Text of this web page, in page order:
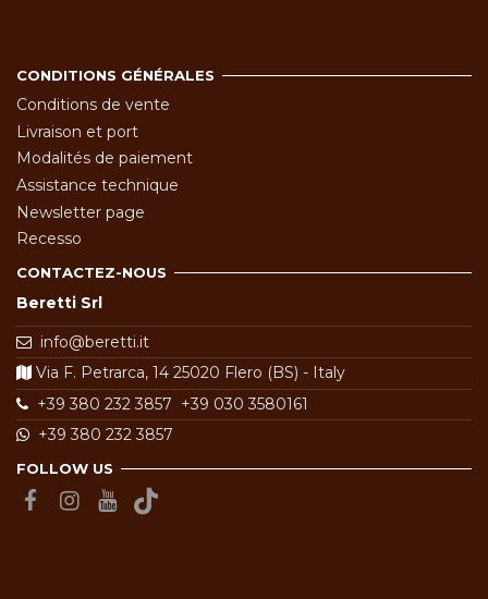
CONDITIONS GÉNÉRALES
Conditions de vente
Livraison et port
Modalités de paiement
Assistance technique
Newsletter page
Recesso
CONTACTEZ-NOUS
Beretti Srl
info@beretti.it
Via F. Petrarca, 14 25020 Flero (BS) - Italy
+39 380 232 3857 +39 030 3580161
+39 380 232 3857
FOLLOW US